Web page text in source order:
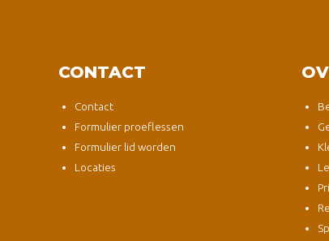
CONTACT
Contact
Formulier proeflessen
Formulier lid worden
Locaties